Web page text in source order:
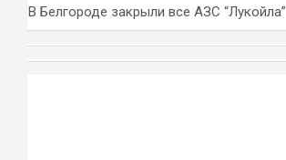
В Белгороде закрыли все АЗС “Лукойла”